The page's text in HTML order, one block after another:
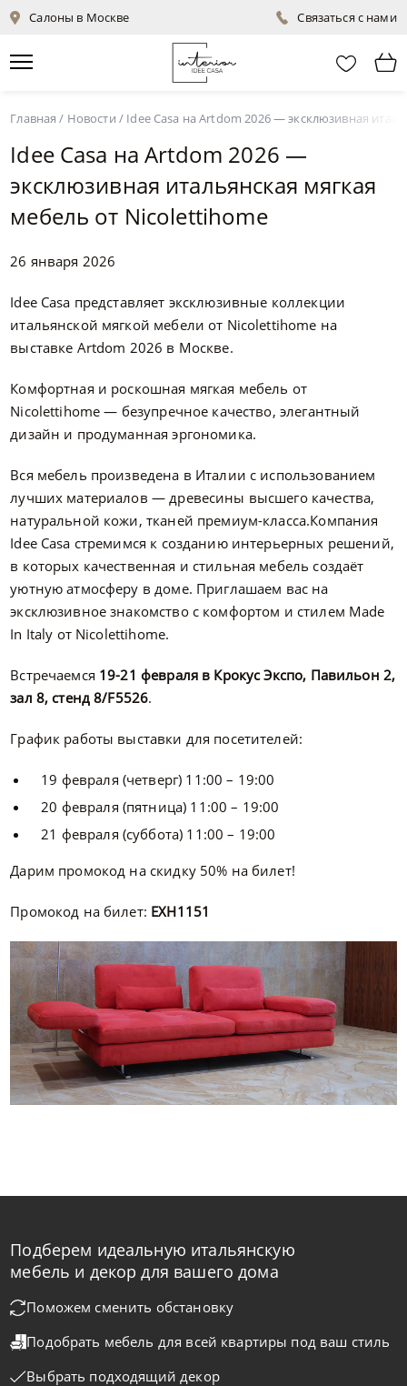
Салоны в Москве Связаться с нами
Главная / Новости / Idee Casa на Artdom 2026 — эксклюзивная
Idee Casa на Artdom 2026 —
эксклюзивная итальянская мягкая
мебель от Nicolettihome
26 января 2026
Idee Casa представляет эксклюзивные коллекции
итальянской мягкой мебели от Nicolettihome на
выставке Artdom 2026 в Москве.
Комфортная и роскошная мягкая мебель от
Nicolettihome — безупречное качество, элегантный
дизайн и продуманная эргономика.
Вся мебель произведена в Италии с использованием
лучших материалов — древесины высшего качества,
натуральной кожи, тканей премиум-класса.Компания
Idee Casa стремимся к созданию интерьерных решений,
в которых качественная и стильная мебель создаёт
уютную атмосферу в доме. Приглашаем вас на
эксклюзивное знакомство с комфортом и стилем Made
In Italy от Nicolettihome.
Встречаемся 19-21 февраля в Крокус Экспо, Павильон 2,
зал 8, стенд 8/F5526.
График работы выставки для посетителей:
19 февраля (четверг) 11:00 – 19:00
20 февраля (пятница) 11:00 – 19:00
21 февраля (суббота) 11:00 – 19:00
Дарим промокод на скидку 50% на билет!
Промокод на билет: EXH1151
Подберем идеальную итальянскую
мебель и декор для вашего дома
Поможем сменить обстановку
Подобрать мебель для всей квартиры под ваш стиль
Выбрать подходящий декор